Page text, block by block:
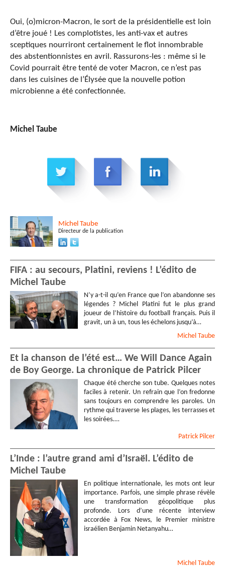
Oui, (o)micron-Macron, le sort de la présidentielle est loin
d’être joué ! Les complotistes, les anti-vax et autres
sceptiques nourriront certainement le flot innombrable
des abstentionnistes en avril. Rassurons-les : même si le
Covid pourrait être tenté de voter Macron, ce n’est pas
dans les cuisines de l’Élysée que la nouvelle potion
microbienne a été confectionnée.
Michel Taube
Michel Taube
Directeur de la publication
FIFA : au secours, Platini, reviens ! L’édito de
Michel Taube
N’y a-t-il qu’en France que l’on abandonne ses
légendes ? Michel Platini fut le plus grand
joueur de l’histoire du football français. Puis il
gravit, un à un, tous les échelons jusqu’à…
Michel Taube
Et la chanson de l’été est… We Will Dance Again
de Boy George. La chronique de Patrick Pilcer
Chaque été cherche son tube. Quelques notes
faciles à retenir. Un refrain que l’on fredonne
sans toujours en comprendre les paroles. Un
rythme qui traverse les plages, les terrasses et
les soirées.…
Patrick Pilcer
L’Inde : l’autre grand ami d’Israël. L’édito de
Michel Taube
En politique internationale, les mots ont leur
importance. Parfois, une simple phrase révèle
une transformation géopolitique plus
profonde. Lors d’une récente interview
accordée à Fox News, le Premier ministre
israélien Benjamin Netanyahu…
Michel Taube